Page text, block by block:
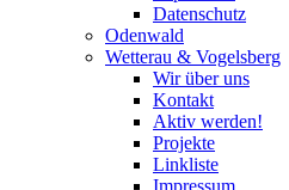
Datenschutz
Odenwald
Wetterau & Vogelsberg
Wir über uns
Kontakt
Aktiv werden!
Projekte
Linkliste
Impressum